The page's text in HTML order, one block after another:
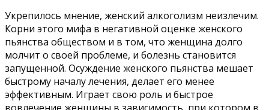
Укрепилось мнение, женский алкоголизм неизлечим.
Корни этого мифа в негативной оценке женского
пьянства обществом и в том, что женщина долго
молчит о своей проблеме, и болезнь становится
запущенной. Осуждение женского пьянства мешает
быстрому началу лечения, делает его менее
эффективным. Играет свою роль и быстрое